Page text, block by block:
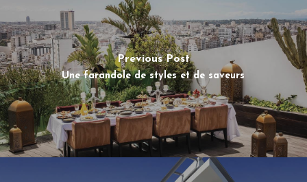
Previous Post
Une farandole de styles et de saveurs